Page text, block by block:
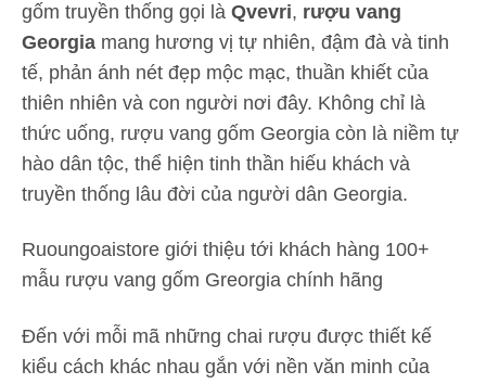
gốm truyền thống gọi là Qvevri, rượu vang
Georgia mang hương vị tự nhiên, đậm đà và tinh
tế, phản ánh nét đẹp mộc mạc, thuần khiết của
thiên nhiên và con người nơi đây. Không chỉ là
thức uống, rượu vang gốm Georgia còn là niềm tự
hào dân tộc, thể hiện tinh thần hiếu khách và
truyền thống lâu đời của người dân Georgia.
Ruoungoaistore giới thiệu tới khách hàng 100+
mẫu rượu vang gốm Greorgia chính hãng
Đến với mỗi mã những chai rượu được thiết kế
kiểu cách khác nhau gắn với nền văn minh của